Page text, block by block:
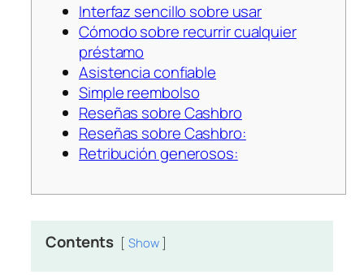
Interfaz sencillo sobre usar
Cómodo sobre recurrir cualquier
préstamo
Asistencia confiable
Simple reembolso
Reseñas sobre Cashbro
Reseñas sobre Cashbro:
Retribución generosos:
Contents Show